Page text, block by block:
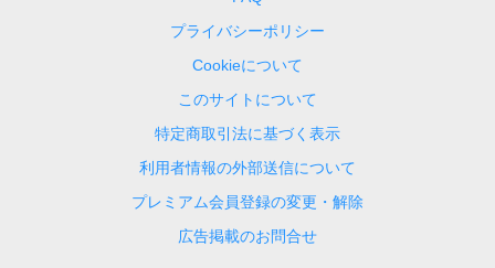
プライバシーポリシー
Cookieについて
このサイトについて
特定商取引法に基づく表示
利用者情報の外部送信について
プレミアム会員登録の変更・解除
広告掲載のお問合せ